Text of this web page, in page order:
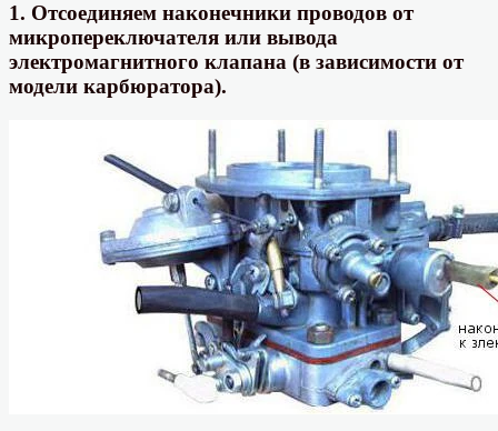
1. Отсоединяем наконечники проводов от
микропереключателя или вывода
электромагнитного клапана (в зависимости от
модели карбюратора).